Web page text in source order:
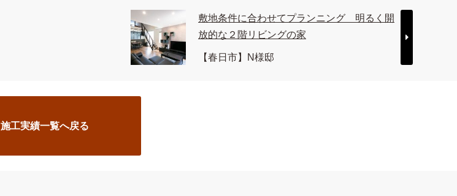
敷地条件に合わせてプランニング 明るく開
放的な２階リビングの家
【春日市】N様邸
施工実績一覧へ戻る